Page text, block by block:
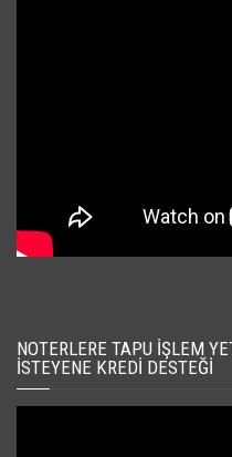
NOTERLERE TAPU İŞLEM
İSTEYENE KREDI DESTEĞI